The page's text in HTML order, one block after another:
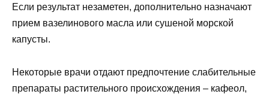
Если результат незаметен, дополнительно назначают
прием вазелинового масла или сушеной морской
капусты.
Некоторые врачи отдают предпочтение слабительные
препараты растительного происхождения – кафеол,